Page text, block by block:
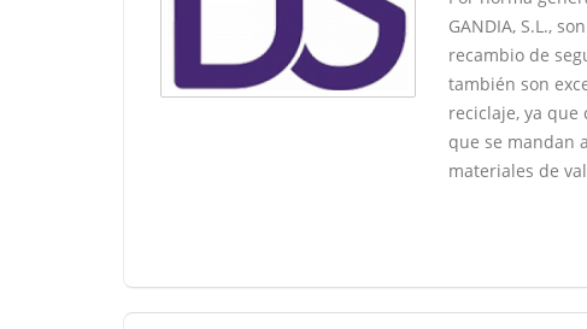
GANDIA, S.L.,
recambio de
también son
reciclaje, ya
que se mandan
materiales de